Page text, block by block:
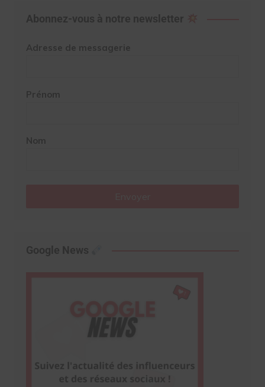
Abonnez-vous à notre newsletter
Adresse de messagerie
Prénom
Nom
Google News